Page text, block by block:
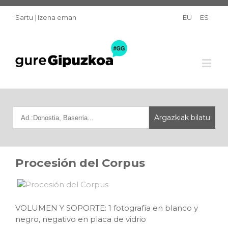
Sartu | Izena eman EU ES
Procesión del Corpus
VOLUMEN Y SOPORTE: 1 fotografía en blanco y
negro, negativo en placa de vidrio